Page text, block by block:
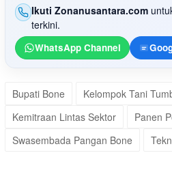
Ikuti Zonanusantara.com
terkini.
WhatsApp Channel
Bupati Bone
Kelompok Tani
Kemitraan Lintas Sektor
Panen
Swasembada Pangan Bone